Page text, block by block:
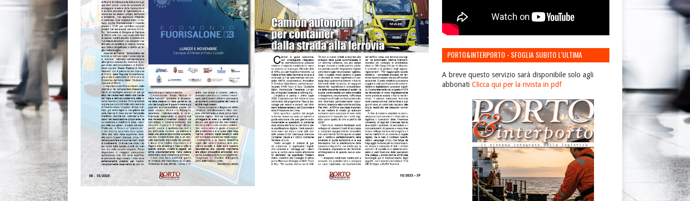
PORTO&INTERPORTO - SFOGLIA SUBITO L'ULTIMA
A breve questo servizio sarà disponibile solo agli
abbonati Clicca qui per la rivista in pdf